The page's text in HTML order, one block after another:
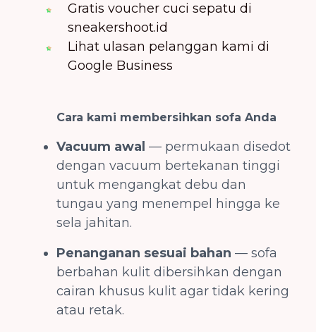
Gratis voucher cuci sepatu di
sneakershoot.id
Lihat ulasan pelanggan kami di
Google Business
Cara kami membersihkan sofa Anda
Vacuum awal — permukaan disedot
dengan vacuum bertekanan tinggi
untuk mengangkat debu dan
tungau yang menempel hingga ke
sela jahitan.
Penanganan sesuai bahan — sofa
berbahan kulit dibersihkan dengan
cairan khusus kulit agar tidak kering
atau retak.